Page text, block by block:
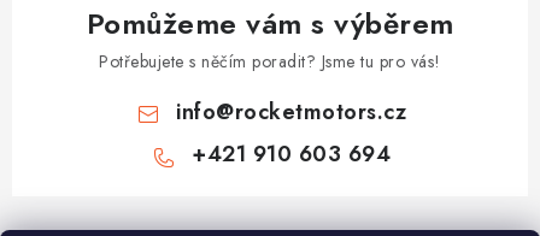
Pomůžeme vám s výběrem
Potřebujete s něčím poradit? Jsme tu pro vás!
info@rocketmotors.cz
+421 910 603 694
Z